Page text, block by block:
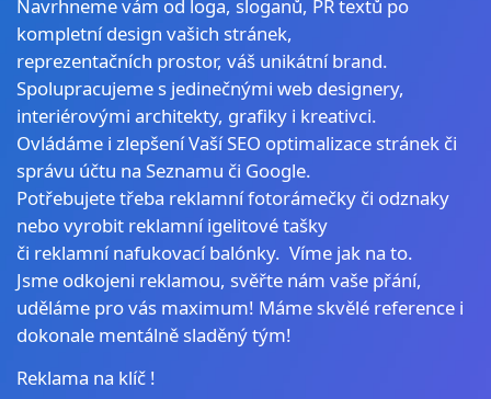
Navrhneme vám od loga, sloganů, PR textů po
kompletní design vašich stránek,
reprezentačních prostor, váš unikátní brand.
Spolupracujeme s jedinečnými web designery,
interiérovými architekty, grafiky i kreativci.
Ovládáme i zlepšení Vaší SEO optimalizace stránek či
správu účtu na Seznamu či Google.
Potřebujete třeba reklamní fotorámečky či odznaky
nebo vyrobit reklamní igelitové tašky
či reklamní nafukovací balónky. Víme jak na to.
Jsme odkojeni reklamou, svěřte nám vaše přání,
uděláme pro vás maximum! Máme skvělé reference i
dokonale mentálně sladěný tým!
Reklama na klíč !